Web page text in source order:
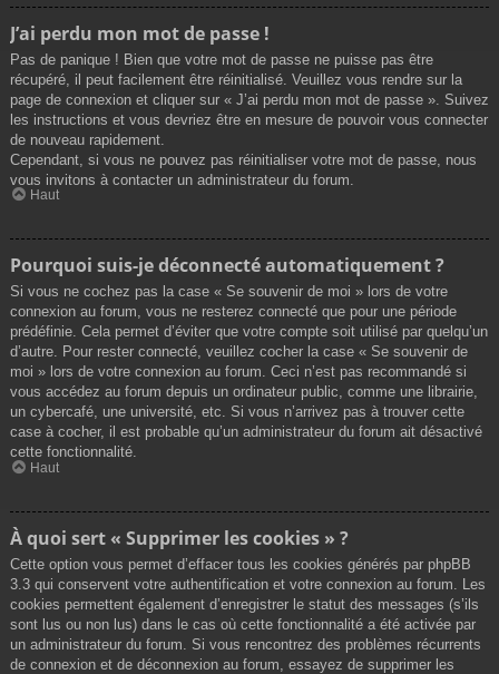
J’ai perdu mon mot de passe !
Pas de panique ! Bien que votre mot de passe ne puisse pas être
récupéré, il peut facilement être réinitialisé. Veuillez vous rendre sur la
page de connexion et cliquer sur « J’ai perdu mon mot de passe ». Suivez
les instructions et vous devriez être en mesure de pouvoir vous connecter
de nouveau rapidement.
Cependant, si vous ne pouvez pas réinitialiser votre mot de passe, nous
vous invitons à contacter un administrateur du forum.
Haut
Pourquoi suis-je déconnecté automatiquement ?
Si vous ne cochez pas la case « Se souvenir de moi » lors de votre
connexion au forum, vous ne resterez connecté que pour une période
prédéfinie. Cela permet d’éviter que votre compte soit utilisé par quelqu’un
d’autre. Pour rester connecté, veuillez cocher la case « Se souvenir de
moi » lors de votre connexion au forum. Ceci n’est pas recommandé si
vous accédez au forum depuis un ordinateur public, comme une librairie,
un cybercafé, une université, etc. Si vous n’arrivez pas à trouver cette
case à cocher, il est probable qu’un administrateur du forum ait désactivé
cette fonctionnalité.
Haut
À quoi sert « Supprimer les cookies » ?
Cette option vous permet d’effacer tous les cookies générés par phpBB
3.3 qui conservent votre authentification et votre connexion au forum. Les
cookies permettent également d’enregistrer le statut des messages (s’ils
sont lus ou non lus) dans le cas où cette fonctionnalité a été activée par
un administrateur du forum. Si vous rencontrez des problèmes récurrents
de connexion et de déconnexion au forum, essayez de supprimer les